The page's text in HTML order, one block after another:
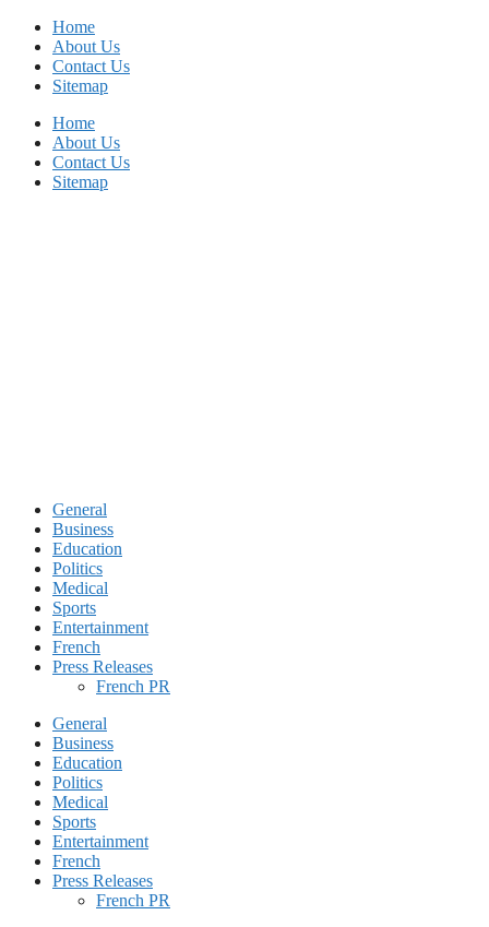
Skip
content
Home
About Us
Contact Us
Sitemap
Home
About Us
Contact Us
Sitemap
General
Business
Education
Politics
Medical
Sports
Entertainment
French
Press Releases
French PR
General
Business
Education
Politics
Medical
Sports
Entertainment
French
Press Releases
French PR